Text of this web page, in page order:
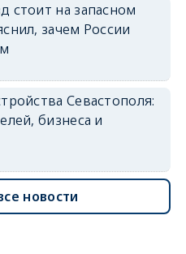
стоит на запасном
зачем России
Севастополя:
бизнеса и
новости